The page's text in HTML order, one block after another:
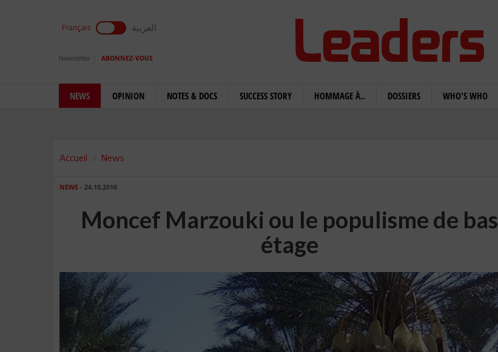
Français العربية
Newsletter ABONNEZ-VOUS
NEWS OPINION NOTES & DOCS SUCCESS STORY HOMMAGE À.. DOSSIERS WHO'S WHO
Accueil News
NEWS - 24.10.2016
Moncef Marzouki ou le populisme de bas
étage